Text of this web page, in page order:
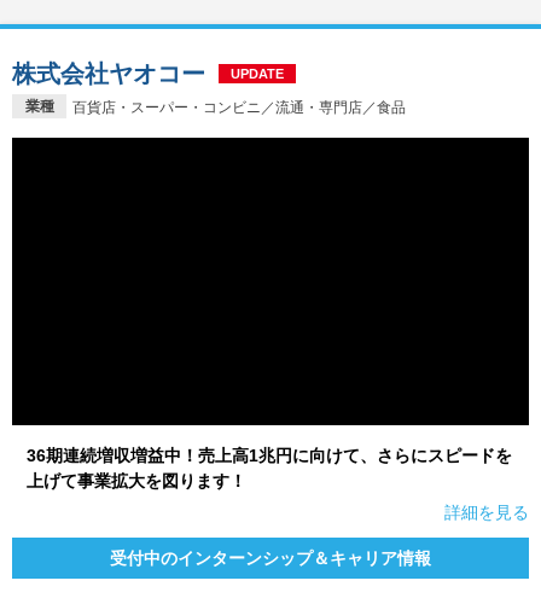
業種 百貨店・スーパー・コンビニ／流通・専門店／食品
株式会社ヤオコー UPDATE
36期連続増収増益中！売上高1兆円に向けて、さらにスピードを
上げて事業拡大を図ります！
詳細を見る
受付中のインターンシップ＆キャリア情報